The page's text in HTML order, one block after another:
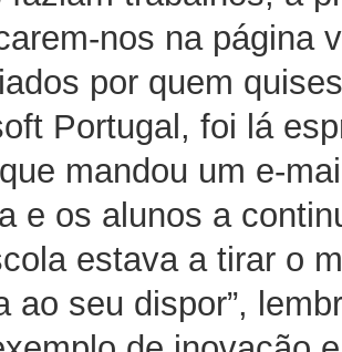
nos na página
por quem
Portugal, foi lá
mandou um e-
e os alunos a
estava a tirar o
ao seu dispor”,